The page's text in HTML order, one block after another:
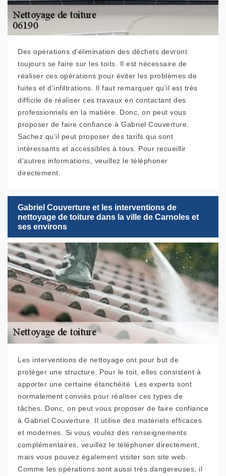
Des opérations d'élimination des déchets devront
toujours se faire sur les toits. Il est nécessaire de
réaliser ces opérations pour éviter les problèmes de
fuites et d'infiltrations. Il faut remarquer qu'il est très
difficile de réaliser ces travaux en contactant des
professionnels en la matière. Donc, on peut vous
proposer de faire confiance à Gabriel Couverture.
Sachez qu'il peut proposer des tarifs qui sont
intéressants et accessibles à tous. Pour recueillir
d'autres informations, veuillez le téléphoner
directement.
Gabriel Couverture et les interventions de
nettoyage de toiture dans la ville de Carnoles et
ses environs
Les interventions de nettoyage ont pour but de
protéger une structure. Pour le toit, elles consistent à
apporter une certaine étanchéité. Les experts sont
normalement conviés pour réaliser ces types de
tâches. Donc, on peut vous proposer de faire confiance
à Gabriel Couverture. Il utilise des matériels efficaces
et modernes. Si vous voulez des renseignements
complémentaires, veuillez le téléphoner directement,
mais vous pouvez également visiter son site web.
Comme les opérations sont aussi très dangereuses, il